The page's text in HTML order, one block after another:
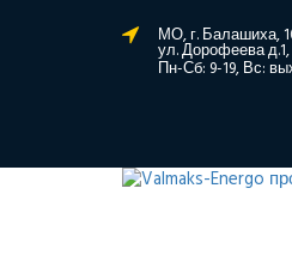
МО, г. Балашиха,
ул. Дорофеева д.1,
Пн-Сб: 9-19, Вс: